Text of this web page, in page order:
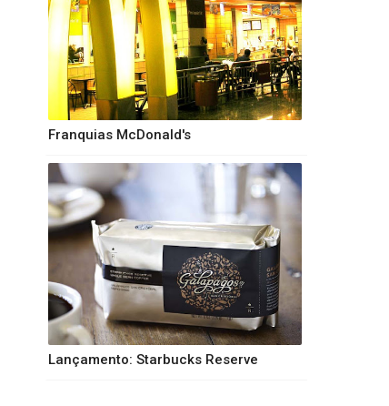
Franquias McDonald's
Lançamento: Starbucks Reserve